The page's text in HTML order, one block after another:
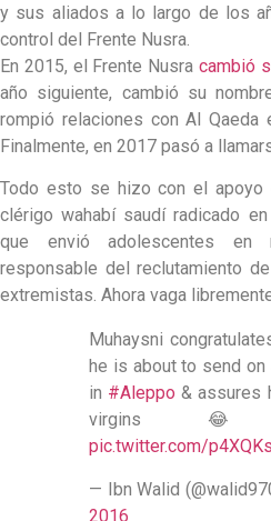
y sus aliados a lo largo de los
control del Frente Nusra.
En 2015, el Frente Nusracambió
año siguiente, cambió su
rompió relaciones con Al Qaeda
Finalmente, en 2017 pasó a
Todo esto se hizo con el apoyo
clérigo wahabí saudí radicado
que envió adolescentes
responsable del reclutamiento
extremistas. Ahora vaga
Muhaysni
he is about to send
in #Aleppo & assures
pic.twitter.com/
— Ibn Walid
2016